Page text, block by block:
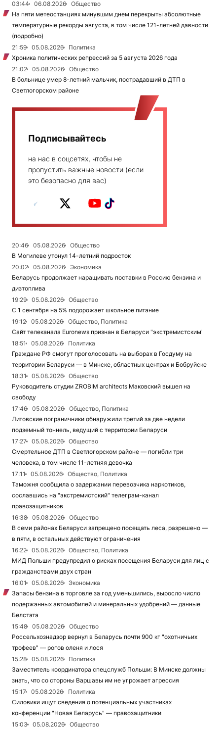
03:44 06.08.2026
Общество
На пяти метеостанциях минувшим днем перекрыты абсолютные
температурные рекорды августа, в том числе 121-летней давности
(подробно)
21:59
05.08.2026
Политика
Хроника политических репрессий за 5 августа 2026 года
21:02
05.08.2026
Общество
В больнице умер 8-летний мальчик, пострадавший в ДТП в
Светлогорском районе
Подписывайтесь
на нас в соцсетях, чтобы не
пропустить важные новости (если
это безопасно для вас)
20:46 05.08.2026
Общество
В Могилеве утонул 14-летний подросток
20:02
05.08.2026
Экономика
Беларусь продолжает наращивать поставки в Россию бензина и
дизтоплива
19:29
05.08.2026
Общество
С 1 сентября на 5% подорожает школьное питание
19:12
05.08.2026
Общество, Политика
Сайт телеканала Euronews признан в Беларуси "экстремистским"
18:51
05.08.2026
Политика
Граждане РФ смогут проголосовать на выборах в Госдуму на
территории Беларуси — в Минске, областных центрах и Бобруйске
18:31
05.08.2026
Общество
Руководитель студии ZROBIM architects Маковский вышел на
свободу
17:46
05.08.2026
Общество, Политика
Литовские пограничники обнаружили третий за две недели
подземный тоннель, ведущий с территории Беларуси
17:27
05.08.2026
Общество
Смертельное ДТП в Светлогорском районе — погибли три
человека, в том числе 11-летняя девочка
17:11
05.08.2026
Общество, Политика
Таможня сообщила о задержании перевозчика наркотиков,
сославшись на "экстремистский" телеграм-канал
правозащитников
16:38
05.08.2026
Общество
В семи районах Беларуси запрещено посещать леса, разрешено —
в пяти, в остальных действуют ограничения
16:22
05.08.2026
Общество, Политика
МИД Польши предупредил о рисках посещения Беларуси для лиц с
гражданствами двух стран
16:01
05.08.2026
Экономика
Запасы бензина в торговле за год уменьшились, выросло число
подержанных автомобилей и минеральных удобрений — данные
Белстата
15:48
05.08.2026
Общество
Россельхознадзор вернул в Беларусь почти 900 кг "охотничьих
трофеев" — рогов оленя и лося
15:28
05.08.2026
Политика
Заместитель координатора спецслужб Польши: В Минске должны
знать, что со стороны Варшавы им не угрожает агрессия
15:17
05.08.2026
Политика
Силовики ищут сведения о потенциальных участниках
конференции "Новая Беларусь" — правозащитники
15:03
05.08.2026
Общество